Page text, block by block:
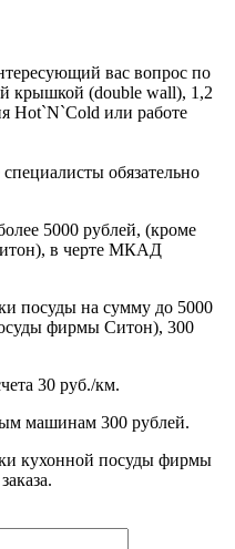
вас вопрос по
крышкой (double wall), 1,2
Hot`N`Cold или работе
обязательно
5000 рублей, (кроме
в черте МКАД
посуды на сумму до 5000
фирмы Ситон), 300
30 руб./км.
машинам 300 рублей.
кухонной посуды фирмы